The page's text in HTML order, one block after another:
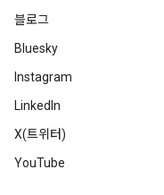
블로그
Bluesky
Instagram
LinkedIn
X(트위터)
YouTube